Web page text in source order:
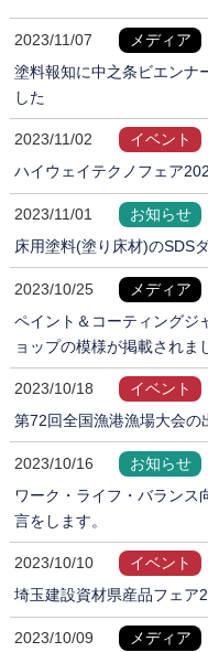
2023/11/07
メディア
塗料報知に中之条ビエンナ
した
2023/11/02
イベント
ハイウェイテクノフェア
2023/11/01
お知らせ
床用塗料(塗り床材)のSDS
2023/10/25
メディア
ペイント＆コーティングジ
ョップの模様が掲載されま
2023/10/18
イベント
第72回全国漁港漁場大会
2023/10/16
お知らせ
ワーク・ライフ・バランス
言をします。
2023/10/10
イベント
埼玉建設資材県産品フェア
2023/10/09
メディア